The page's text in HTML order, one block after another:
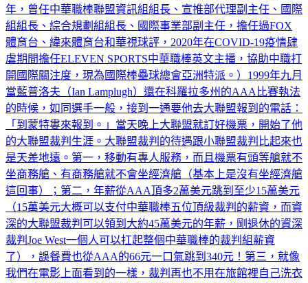
年，曾任中華職棒聯盟資訊組組長、宣推部代理副主任、國際
組組長、綜合規劃組組長、國際事業部副主任，擔任過FOX
體育台、緯來體育台和華視球評，2020年在COVID-19疫情肆
虐期間擔任ELEVEN SPORTS中華職棒英文主播，協助中職打
開國際關注度，現為國際棒壘球總會亞洲特派。）1999年九月
當藍普洛夫（Ian Lamplugh）還在科羅拉多州的AAA比賽執法
的時候，如同選手一般，接到一通要他去大聯盟報到的電話：
「到蒙特婁來報到。」當天晚上大聯盟就訂好機票，開始了他
的大聯盟裁判生涯。大聯盟裁判的待遇跟小聯盟裁判比起來也
是天差地遠。第一，移動有專人服務，而且機票有頭等艙就不
坐商務艙、有商務艙就不會坐經濟艙（基本上是沒有坐經濟艙
這回事）；第二，年薪從AAA頂多2萬美元跳到至少15萬美元
（15萬美元大概可以支付中華職棒五位頂級裁判的薪資，而資
深的大聯盟裁判可以領到大約45萬美元的年薪，剛退休的資深
裁判Joe West一個人可以扛起整個中華職棒的裁判組薪資
了），誤餐費也從AAA的66元一口氣跳到340元！第三，就像
我們在電影上面看到的一樣，裁判再也不用在旅館裡自己洗衣